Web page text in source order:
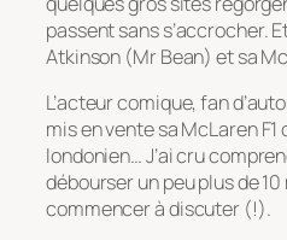
passent sans s’accrocher.
Atkinson (Mr Bean) et sa
L’acteur comique, fan
mis en vente sa McLaren
londonien… J’ai cru
débourser un peu plus de
commencer à discuter (!).